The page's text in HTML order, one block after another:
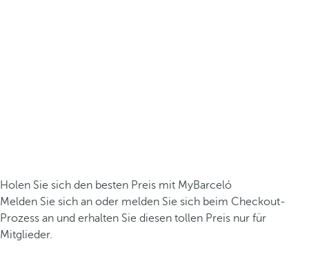
Holen Sie sich den besten Preis mit MyBarceló
Melden Sie sich an oder melden Sie sich beim Checkout-
Prozess an und erhalten Sie diesen tollen Preis nur für
Mitglieder.